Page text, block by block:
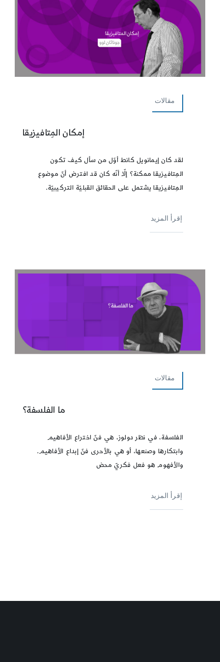
مقالات
إمكان المِتافيزيقا
لقد كان إيمانويل كانط أوّل من سأل كيف تكون
المِتافيزيقا ممكنة؟ إلّا أنّه كان قد افترض أنّ موضوع
المِتافيزيقا يشتمل على الحقائق القبليّة التركيبيّة.
إقرأ المزيد
مقالات
ما الفلسفة؟
الفلسفة، في نظر دولوز، هي فنّ اختراع الأفاهيم
وابتكارها وصنعها، أو هي بالأحرى فنّ إبداع الأفاهيم.
والأفهوم هو فعل فكريّ محض
إقرأ المزيد